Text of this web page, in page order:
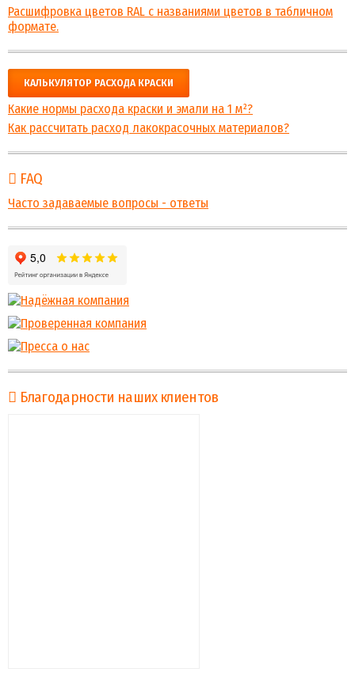
Расшифровка цветов RAL с названиями цветов в табличном
формате.
КАЛЬКУЛЯТОР РАСХОДА КРАСКИ
Какие нормы расхода краски и эмали на 1 м²?
Как рассчитать расход лакокрасочных материалов?
FAQ
Часто задаваемые вопросы - ответы
Благодарности наших клиентов